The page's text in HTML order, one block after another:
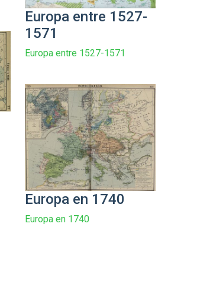
Europa entre 1527-
1571
Europa entre 1527-1571
Europa en 1740
Europa en 1740